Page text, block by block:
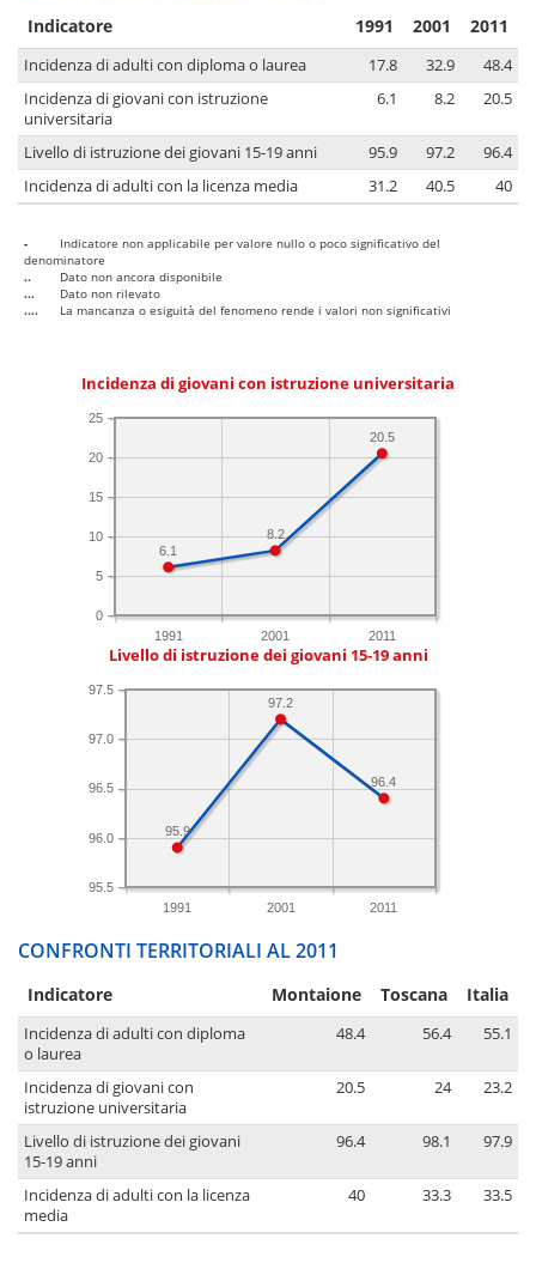
Indicatore 1991 2001 2011
Incidenza di adulti con diploma o laurea 17.8 32.9
48.4
Incidenza di giovani con istruzione
universitaria
6.1 8.2 20.5
Livello di istruzione dei giovani 15-19 anni 95.9 97.2
96.4
Incidenza di adulti con la licenza media
31.2 40.5 40
-
Indicatore non applicabile per valore nullo o poco significativo del
denominatore
..
Dato non ancora disponibile
...
Dato non rilevato
....
La mancanza o esiguità del fenomeno rende i valori non significativi
Incidenza di giovani con istruzione universitaria
1991 2001 2011
0
5
10
15
20
25
20.5
8.2
6.1
Livello di istruzione dei giovani 15-19 anni
1991 2001 2011
95.5
96.0
96.5
97.0
97.5
96.4
97.2
95.9
CONFRONTI TERRITORIALI AL 2011
Indicatore Montaione Toscana Italia
Incidenza di adulti con diploma
o laurea
48.4 56.4 55.1
Incidenza di giovani con
istruzione universitaria
20.5 24 23.2
Livello di istruzione dei giovani
15-19 anni
96.4 98.1 97.9
Incidenza di adulti con la licenza
media
40 33.3 33.5